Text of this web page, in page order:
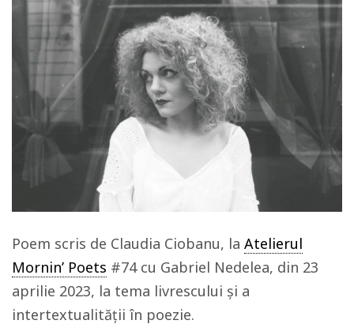
Poem scris de Claudia Ciobanu, la Atelierul
Mornin’ Poets #74 cu Gabriel Nedelea, din 23
aprilie 2023, la tema livrescului și a
intertextualității în poezie.